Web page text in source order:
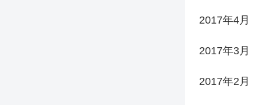
2017年4月
2017年3月
2017年2月